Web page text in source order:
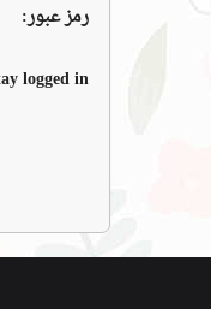
رمز عبور:
logged in: